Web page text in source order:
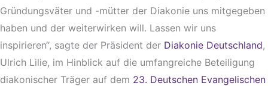
Gründungsväter und -mütter der Diakonie uns mitgegeben
haben und der weiterwirken will. Lassen wir uns
inspirieren“, sagte der Präsident der Diakonie Deutschland,
Ulrich Lilie, im Hinblick auf die umfangreiche Beteiligung
diakonischer Träger auf dem 23. Deutschen Evangelischen